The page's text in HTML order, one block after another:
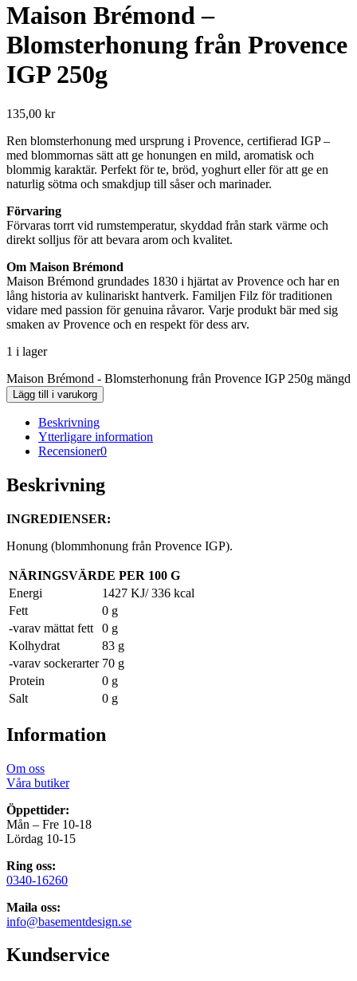
Maison Brémond –
Blomsterhonung från Provence
IGP 250g
135,00 kr
Ren blomsterhonung med ursprung i Provence, certifierad IGP –
med blommornas sätt att ge honungen en mild, aromatisk och
blommig karaktär. Perfekt för te, bröd, yoghurt eller för att ge en
naturlig sötma och smakdjup till såser och marinader.
Förvaring
Förvaras torrt vid rumstemperatur, skyddad från stark värme och
direkt solljus för att bevara arom och kvalitet.
Om Maison Brémond
Maison Brémond grundades 1830 i hjärtat av Provence och har en
lång historia av kulinariskt hantverk. Familjen Filz för traditionen
vidare med passion för genuina råvaror. Varje produkt bär med sig
smaken av Provence och en respekt för dess arv.
1 i lager
Maison Brémond - Blomsterhonung från Provence IGP 250g mängd
Lägg till i varukorg
Beskrivning
Ytterligare information
Recensioner0
Beskrivning
INGREDIENSER:
Honung (blommhonung från Provence IGP).
NÄRINGSVÄRDE PER 100 G
Energi
1427 KJ/ 336 kcal
Fett
0 g
-varav mättat fett
0 g
Kolhydrat
83 g
-varav sockerarter 70 g
Protein
0 g
Salt
0 g
Information
Om oss
Våra butiker
Öppettider:
Mån – Fre 10-18
Lördag 10-15
Ring oss:
0340-16260
Maila oss:
info@basementdesign.se
Kundservice